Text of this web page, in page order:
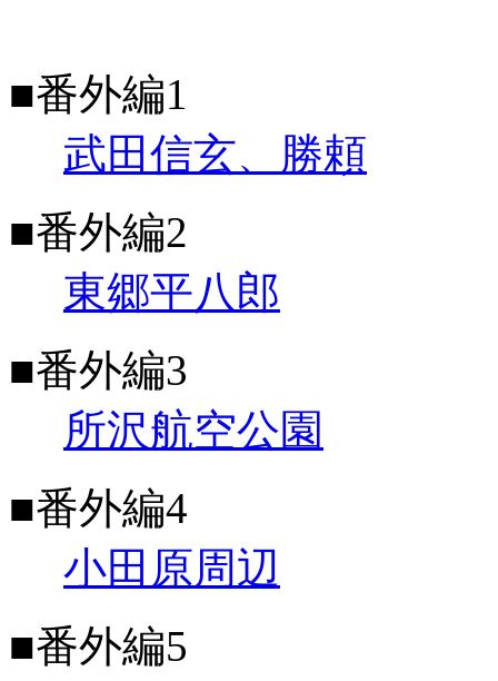
■番外編1
武田信玄、勝頼
■番外編2
東郷平八郎
■番外編3
所沢航空公園
■番外編4
小田原周辺
■番外編5